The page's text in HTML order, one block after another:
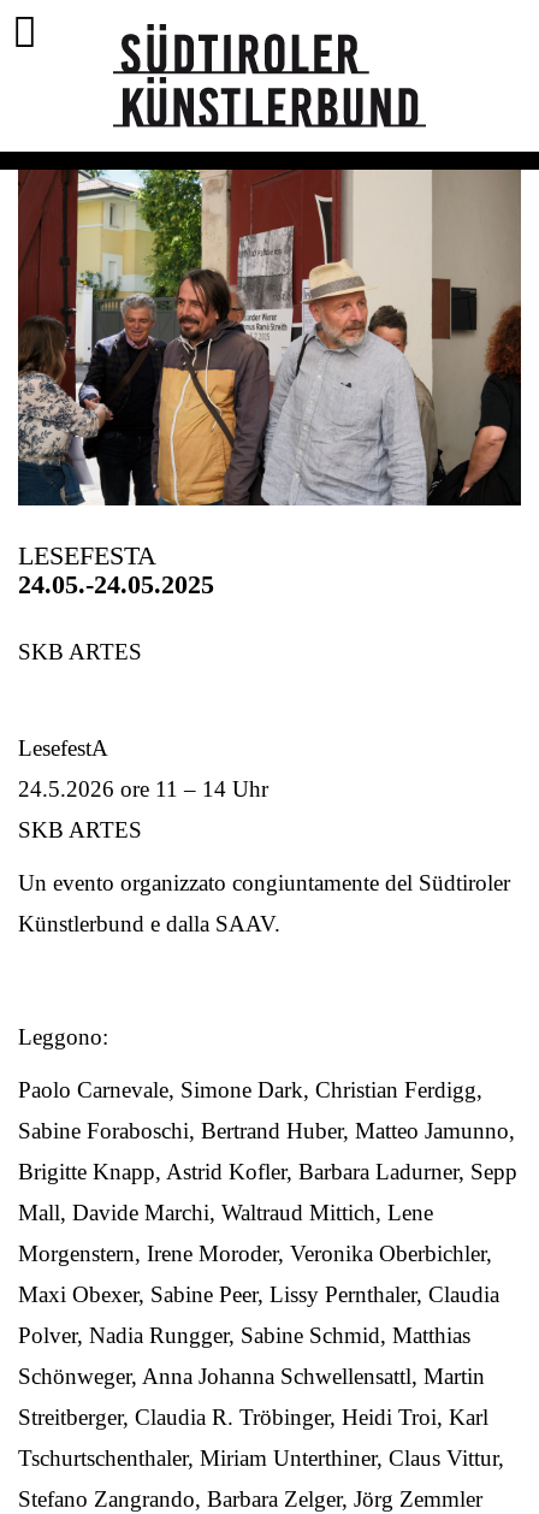
LESEFESTA
24.05.-24.05.2025
SKB ARTES
LesefestA
24.5.2026 ore 11 – 14 Uhr
SKB ARTES
Un evento organizzato congiuntamente del Südtiroler
Künstlerbund e dalla SAAV.
Leggono:
Paolo Carnevale, Simone Dark, Christian Ferdigg,
Sabine Foraboschi, Bertrand Huber, Matteo Jamunno,
Brigitte Knapp, Astrid Kofler, Barbara Ladurner, Sepp
Mall, Davide Marchi, Waltraud Mittich, Lene
Morgenstern, Irene Moroder, Veronika Oberbichler,
Maxi Obexer, Sabine Peer, Lissy Pernthaler, Claudia
Polver, Nadia Rungger, Sabine Schmid, Matthias
Schönweger, Anna Johanna Schwellensattl, Martin
Streitberger, Claudia R. Tröbinger, Heidi Troi, Karl
Tschurtschenthaler, Miriam Unterthiner, Claus Vittur,
Stefano Zangrando, Barbara Zelger, Jörg Zemmler